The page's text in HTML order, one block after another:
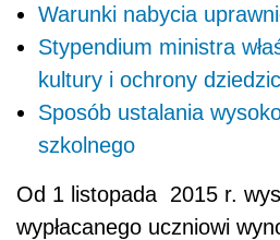
Warunki nabycia
Stypendium ministra
kultury i ochrony
Sposób ustalania
szkolnego
Od 1 listopada 2015 r.
wypłacanego uczniowi